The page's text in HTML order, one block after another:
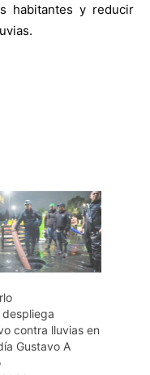
habitantes y reducir
despliega
contra lluvias en
Gustavo A